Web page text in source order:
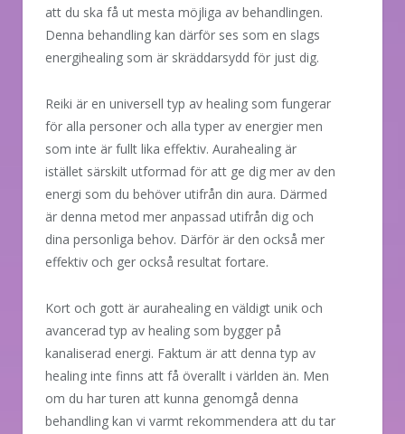
att du ska få ut mesta möjliga av behandlingen.
Denna behandling kan därför ses som en slags
energihealing som är skräddarsydd för just dig.
Reiki är en universell typ av healing som fungerar
för alla personer och alla typer av energier men
som inte är fullt lika effektiv. Aurahealing är
istället särskilt utformad för att ge dig mer av den
energi som du behöver utifrån din aura. Därmed
är denna metod mer anpassad utifrån dig och
dina personliga behov. Därför är den också mer
effektiv och ger också resultat fortare.
Kort och gott är aurahealing en väldigt unik och
avancerad typ av healing som bygger på
kanaliserad energi. Faktum är att denna typ av
healing inte finns att få överallt i världen än. Men
om du har turen att kunna genomgå denna
behandling kan vi varmt rekommendera att du tar